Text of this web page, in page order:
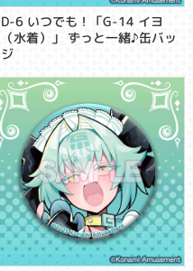
D-6 いつでも！「G-14 イヨ
（水着）」 ずっと一緒♪缶バッ
ジ